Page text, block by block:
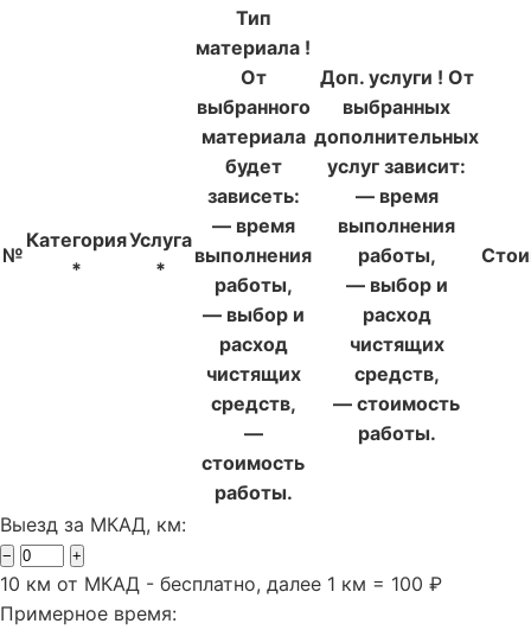
№
Категория
*
Услуга
*
Тип
материала !
От
выбранного
материала
будет
зависеть:
— время
выполнения
работы,
— выбор и
расход
чистящих
средств,
—
стоимость
работы.
Доп. услуги ! От
выбранных
дополнительных
услуг зависит:
— время
выполнения
работы,
— выбор и
расход
чистящих
средств,
— стоимость
работы.
Выезд за МКАД, км:
− +
10 км от МКАД - бесплатно, далее 1 км = 100 ₽
Примерное время: